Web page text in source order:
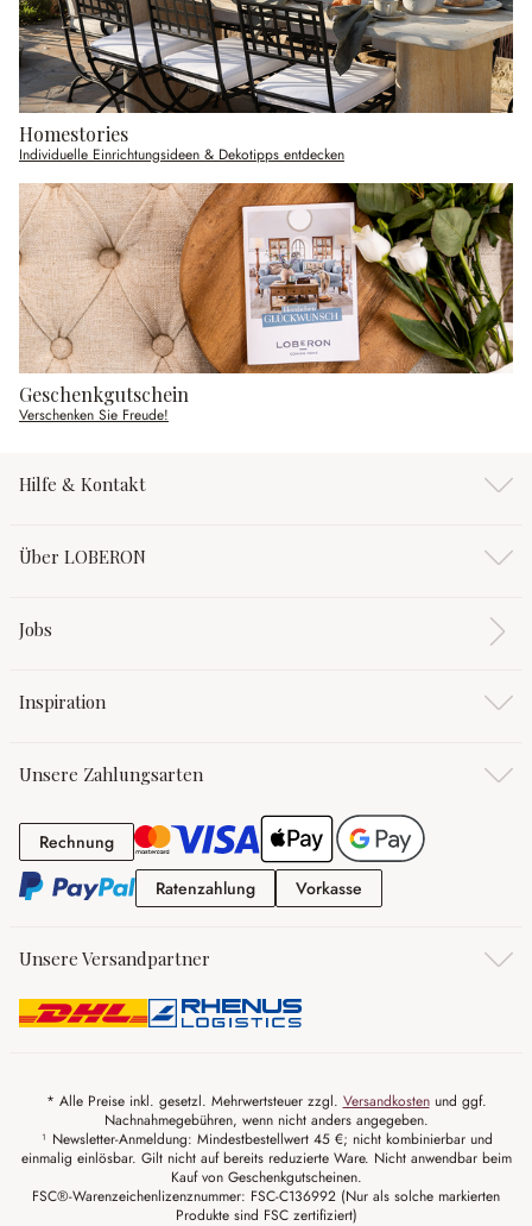
Homestories
Individuelle Einrichtungsideen & Dekotipps entdecken
Geschenkgutschein
Verschenken Sie Freude!
Hilfe & Kontakt
Über LOBERON
Jobs
Inspiration
Unsere Zahlungsarten
RechnungRechnung
RatenzahlungRatenzahlung
Vorkasse
Unsere Versandpartner
* Alle Preise inkl. gesetzl. Mehrwertsteuer zzgl. Versandkostenund ggf.
Nachnahmegebühren, wenn nicht anders angegeben.
¹ Newsletter-Anmeldung: Mindestbestellwert 45 €; nicht kombinierbar und
einmalig einlösbar. Gilt nicht auf bereits reduzierte Ware. Nicht anwendbar beim
Kauf von Geschenkgutscheinen.
FSC®-Warenzeichenlizenznummer: FSC-C136992 (Nur als solche markierten
Produkte sind FSC zertifiziert)